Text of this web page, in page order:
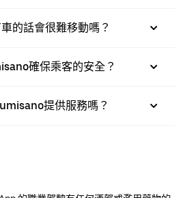
的話會很難移動嗎？
確保乘客的安全？
提供服務嗎？